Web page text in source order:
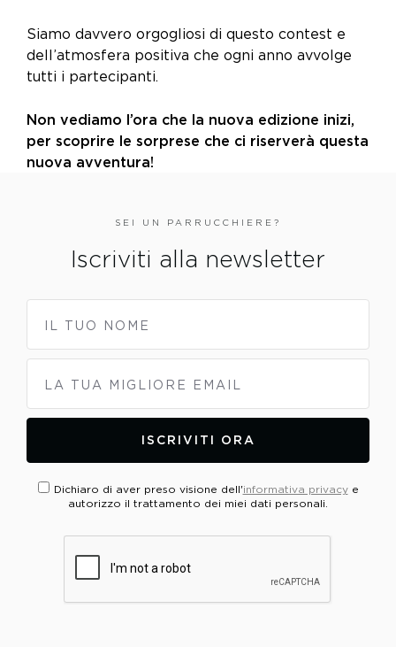
Siamo davvero orgogliosi di questo contest e
dell’atmosfera positiva che ogni anno avvolge
tutti i partecipanti.
Non vediamo l’ora che la nuova edizione inizi,
per scoprire le sorprese che ci riserverà questa
nuova avventura!
SEI UN PARRUCCHIERE?
Iscriviti alla newsletter
IL TUO NOME
LA TUA MIGLIORE EMAIL
ISCRIVITI ORA
Dichiaro di aver preso visione dell'informativa privacye
autorizzo il trattamento dei miei dati personali.
PLEASE VERIFY YOUR REQUEST*